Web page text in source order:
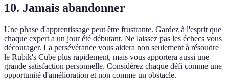
10. Jamais abandonner
Une phase d'apprentissage peut être frustrante. Gardez à l'esprit que
chaque expert a un jour été débutant. Ne laissez pas les échecs vous
décourager. La persévérance vous aidera non seulement à résoudre
le Rubik's Cube plus rapidement, mais vous apportera aussi une
grande satisfaction personnelle. Considérez chaque défi comme une
opportunité d'amélioration et non comme un obstacle.